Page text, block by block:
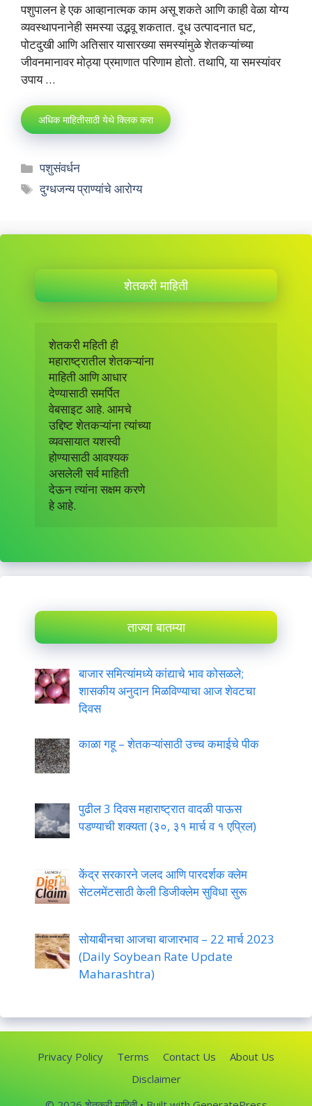
पशुपालन हे एक आव्हानात्मक काम असू शकते आणि काही वेळा योग्य
व्यवस्थापनानेही समस्या उद्भवू शकतात. दूध उत्पादनात घट,
पोटदुखी आणि अतिसार यासारख्या समस्यांमुळे शेतकऱ्यांच्या
जीवनमानावर मोठ्या प्रमाणात परिणाम होतो. तथापि, या समस्यांवर
उपाय …
अधिक माहितीसाठी येथे क्लिक करा
Categories
पशुसंवर्धन
Tags
दुग्धजन्य प्राण्यांचे आरोग्य
शेतकरी माहिती
शेतकरी महिती ही
महाराष्ट्रातील शेतकऱ्यांना
माहिती आणि आधार
देण्यासाठी समर्पित
वेबसाइट आहे. आमचे
उद्दिष्ट शेतकऱ्यांना त्यांच्या
व्यवसायात यशस्वी
होण्यासाठी आवश्यक
असलेली सर्व माहिती
देऊन त्यांना सक्षम करणे
हे आहे.
ताज्या बातम्या
बाजार समित्यांमध्ये कांद्याचे भाव कोसळले;
शासकीय अनुदान मिळविण्याचा आज शेवटचा
दिवस
काळा गहू – शेतकऱ्यांसाठी उच्च कमाईचे पीक
पुढील 3 दिवस महाराष्ट्रात वादळी पाऊस
पडण्याची शक्यता (३०, ३१ मार्च व १ एप्रिल)
केंद्र सरकारने जलद आणि पारदर्शक क्लेम
सेटलमेंटसाठी केली डिजीक्लेम सुविधा सुरू
सोयाबीनचा आजचा बाजारभाव – 22 मार्च 2023
(Daily Soybean Rate Update
Maharashtra)
Privacy Policy Terms Contact Us
About Us
Disclaimer